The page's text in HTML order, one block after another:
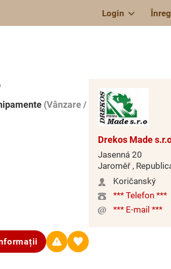
Login
(Vânzare /
Drekos Made
Jasenná 20
Jaroměř ,
Koričanský
*** Telefon ***
*** E-mail ***